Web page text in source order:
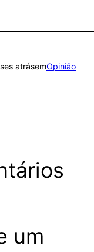
atrásemOpinião
um